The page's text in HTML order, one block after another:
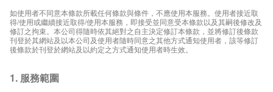
如使用者不同意本條款所載任何條款與條件，不應使用本服務。使用者接近取
得/使用或繼續接近取得/使用本服務，即接受並同意受本條款以及其嗣後修改及
修訂之拘束。本公司得隨時依其絕對之自主決定修訂本條款，並將修訂後條款
刊登於其網站及以本公司及使用者隨時同意之其他方式通知使用者，該等修訂
後條款於刊登於網站及以約定之方式通知使用者時生效。
1. 服務範圍